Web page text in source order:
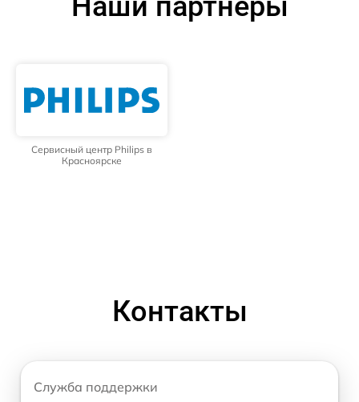
Сервисный центр Philips в
Красноярске
Контакты
Служба поддержки